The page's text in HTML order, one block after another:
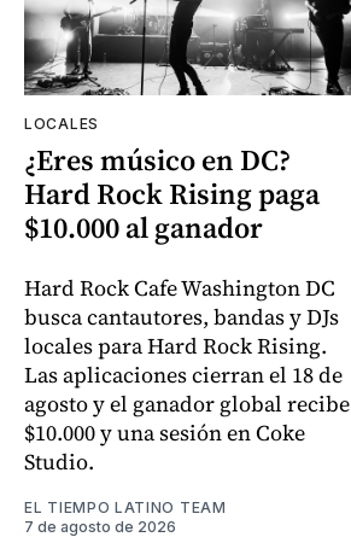
LOCALES
¿Eres músico en DC?
Hard Rock Rising paga
$10.000 al ganador
Hard Rock Cafe Washington DC
busca cantautores, bandas y DJs
locales para Hard Rock Rising.
Las aplicaciones cierran el 18 de
agosto y el ganador global recibe
$10.000 y una sesión en Coke
Studio.
EL TIEMPO LATINO TEAM
7 de agosto de 2026